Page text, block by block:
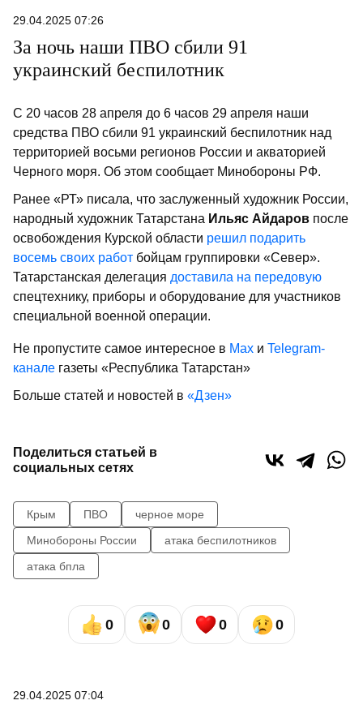
29.04.2025 07:26
За ночь наши ПВО сбили 91
украинский беспилотник
С 20 часов 28 апреля до 6 часов 29 апреля наши
средства ПВО сбили 91 украинский беспилотник над
территорией восьми регионов России и акваторией
Черного моря. Об этом сообщает Минобороны РФ.
Ранее «РТ» писала, что заслуженный художник России,
народный художник Татарстана Ильяс Айдаров после
освобождения Курской области решил подарить
восемь своих работ бойцам группировки «Север».
Татарстанская делегация доставила на передовую
спецтехнику, приборы и оборудование для участников
специальной военной операции.
Не пропустите самое интересное в Max и Telegram-
канале газеты «Республика Татарстан»
Больше статей и новостей в «Дзен»
Поделиться статьей в
социальных сетях
Крым ПВО
черное море
Минобороны России
атака беспилотников
атака бпла
0 0 0 0
29.04.2025 07:04